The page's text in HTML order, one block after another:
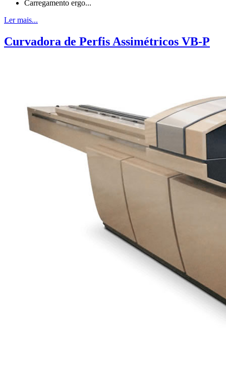
Carregamento ergo...
Ler mais...
Curvadora de Perfis Assimétricos VB-P